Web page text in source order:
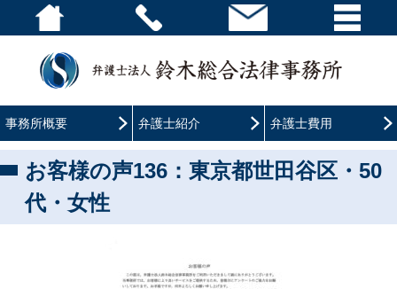
事務所概要 弁護士紹介 弁護士費用
お客様の声136：東京都世田谷区・50
代・女性